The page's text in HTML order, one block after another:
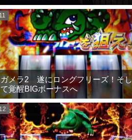
ガメラ2 遂にロングフリーズ！そし
て覚醒BIGボーナスへ